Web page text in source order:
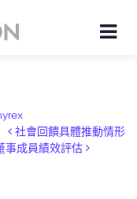
社會回饋具體推動情形
事成員績效評估